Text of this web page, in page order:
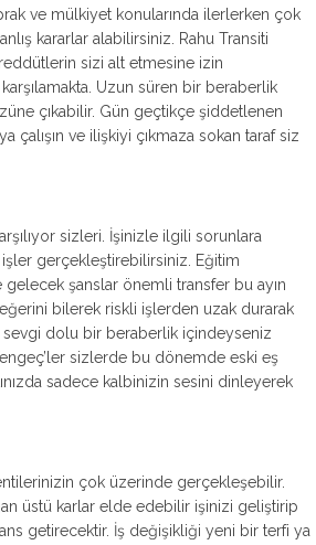
ve mülkiyet konularında ilerlerken çok
kararlar alabilirsiniz. Rahu Transiti
sizi alt etmesine izin
Uzun süren bir beraberlik
çıkabilir. Gün geçtikçe şiddetlenen
çalışın ve ilişkiyi çıkmaza sokan taraf siz
sizleri. İşinizle ilgili sorunlara
gerçekleştirebilirsiniz. Eğitim
gelecek şanslar önemli transfer bu ayın
bilerek riskli işlerden uzak durarak
sevgi dolu bir beraberlik içindeyseniz
sizlerde bu dönemde eski eş
sadece kalbinizin sesini dinleyerek
çok üzerinde gerçekleşebilir.
üstü karlar elde edebilir işinizi geliştirip
getirecektir. İş değişikliği yeni bir terfi ya